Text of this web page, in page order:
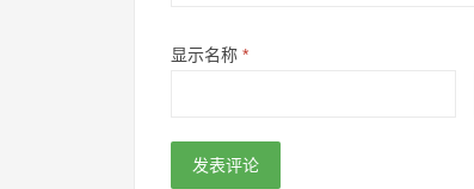
显示名称 *